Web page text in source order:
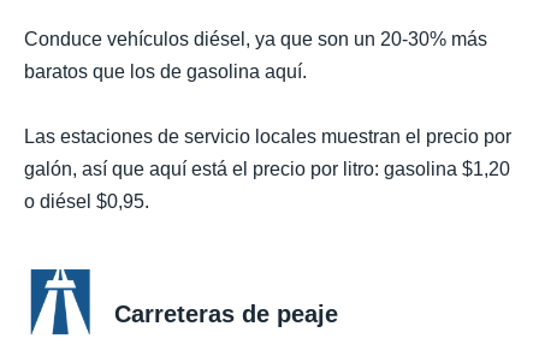
Conduce vehículos diésel, ya que son un 20-30% más
baratos que los de gasolina aquí.
Las estaciones de servicio locales muestran el precio por
galón, así que aquí está el precio por litro: gasolina $1,20
o diésel $0,95.
Carreteras de peaje